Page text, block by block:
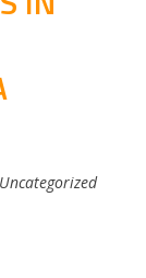
Uncategorized